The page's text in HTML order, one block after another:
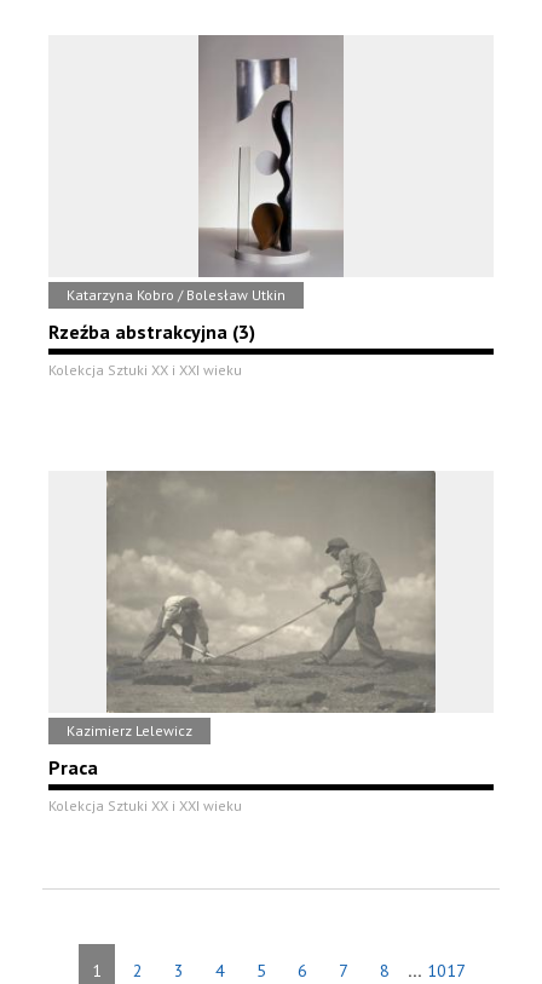
Katarzyna Kobro / Bolesław Utkin
Rzeźba abstrakcyjna (3)
Kolekcja Sztuki XX i XXI wieku
Kazimierz Lelewicz
Praca
Kolekcja Sztuki XX i XXI wieku
1 2 3 4 5 6 7 8 ... 1017